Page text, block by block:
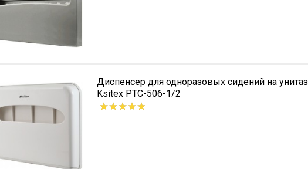
Диспенсер для одноразовых сидений на унитаз
Ksitex PTC-506-1/2